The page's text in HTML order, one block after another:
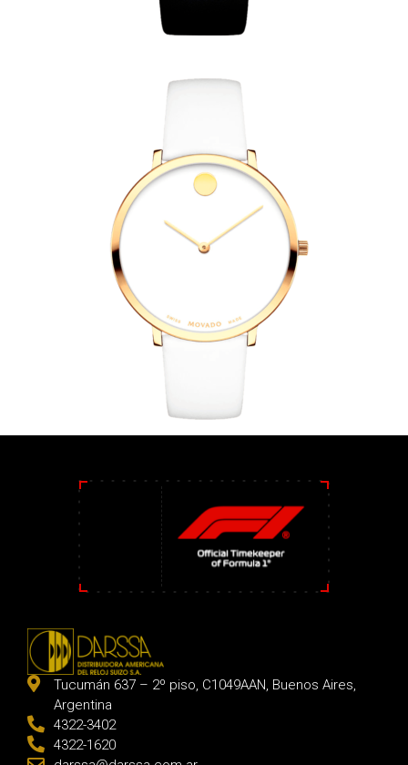
Tucumán 637 – 2º piso, C1049AAN, Buenos Aires,
Argentina
4322-3402
4322-1620